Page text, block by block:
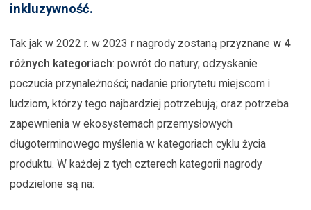
inkluzywność.
Tak jak w 2022 r. w 2023 r nagrody zostaną przyznane w 4
różnych kategoriach: powrót do natury; odzyskanie
poczucia przynależności; nadanie priorytetu miejscom i
ludziom, którzy tego najbardziej potrzebują; oraz potrzeba
zapewnienia w ekosystemach przemysłowych
długoterminowego myślenia w kategoriach cyklu życia
produktu. W każdej z tych czterech kategorii nagrody
podzielone są na: